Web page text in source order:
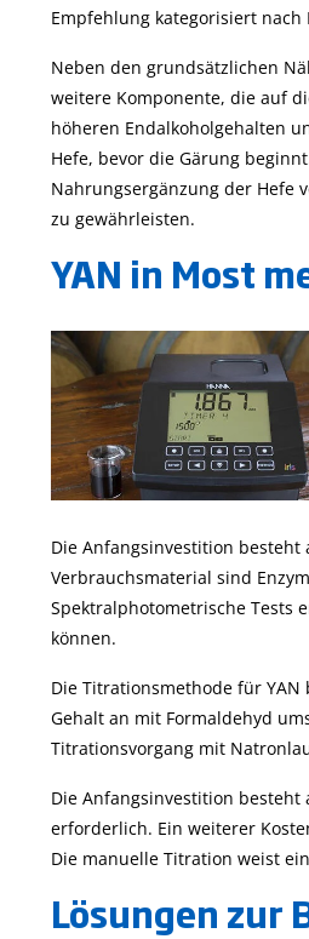
Empfehlung kategorisiert
Neben den grundsätzlichen
weitere Komponente, die auf
höheren Endalkoholgehalten
Hefe, bevor die Gärung
Nahrungsergänzung der Hefe
zu gewährleisten.
YAN in Most
Die Anfangsinvestition
Verbrauchsmaterial sind
Spektralphotometrische Tests
können.
Die Titrationsmethode für
Gehalt an mit Formaldehyd
Titrationsvorgang mit
Die Anfangsinvestition besteht
erforderlich. Ein weiterer
Die manuelle Titration weist
Lösungen zur